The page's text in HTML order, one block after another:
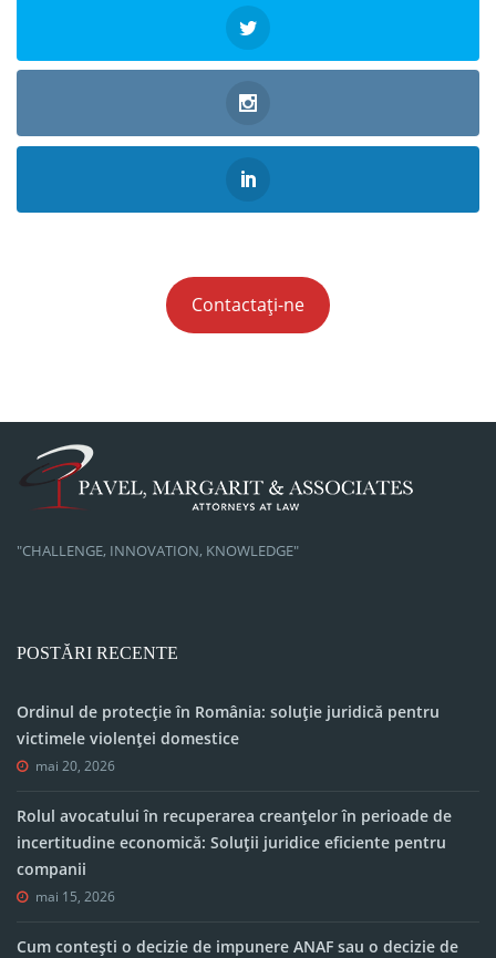
Contactați-ne
"CHALLENGE, INNOVATION, KNOWLEDGE"
POSTĂRI RECENTE
Ordinul de protecție în România: soluție juridică pentru
victimele violenței domestice
mai 20, 2026
Rolul avocatului în recuperarea creanțelor în perioade de
incertitudine economică: Soluții juridice eficiente pentru
companii
mai 15, 2026
Cum contești o decizie de impunere ANAF sau o decizie de